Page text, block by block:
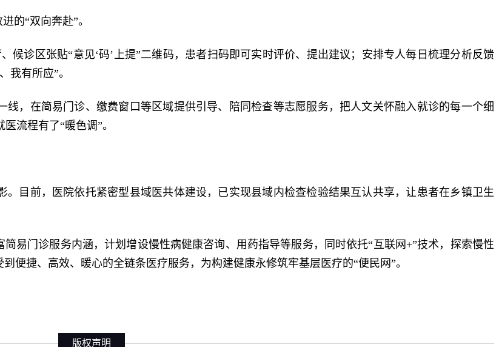
的“双向奔赴”。
候诊区张贴“意见‘码’上提”二维码，患者扫码即可实时评价、提出建议；安排专人每日梳理分析反馈
我有所应”。
，在简易门诊、缴费窗口等区域提供引导、陪同检查等志愿服务，把人文关怀融入就诊的每一个细
流程有了“暖色调”。
目前，医院依托紧密型县域医共体建设，已实现县域内检查检验结果互认共享，让患者在乡镇卫生
易门诊服务内涵，计划增设慢性病健康咨询、用药指导等服务，同时依托“互联网+”技术，探索慢性
便捷、高效、暖心的全链条医疗服务，为构建健康永修筑牢基层医疗的“便民网”。
版权声明